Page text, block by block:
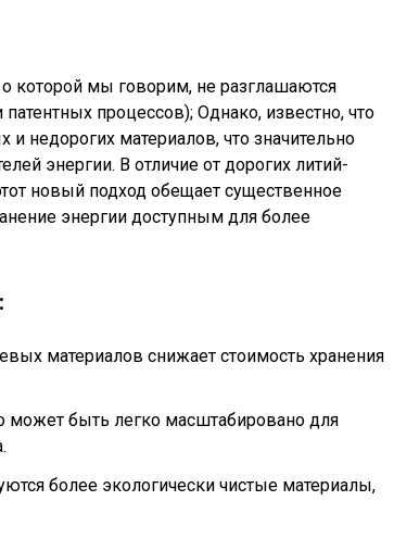
которой мы говорим, не разглашаются
процессов); Однако, известно, что
недорогих материалов, что значительно
энергии. В отличие от дорогих литий-
новый подход обещает существенное
энергии доступным для более
материалов снижает стоимость хранения
может быть легко масштабировано для
более экологически чистые материалы,